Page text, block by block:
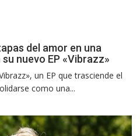
del amor en una
nuevo EP «Vibrazz»
un EP que trasciende el
como una...